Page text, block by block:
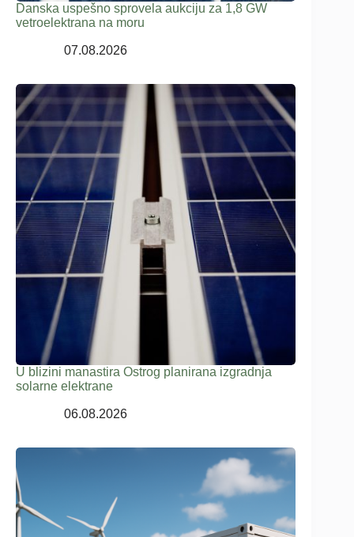
Danska uspešno sprovela aukciju za 1,8 GW
vetroelektrana na moru
07.08.2026
U blizini manastira Ostrog planirana izgradnja
solarne elektrane
06.08.2026